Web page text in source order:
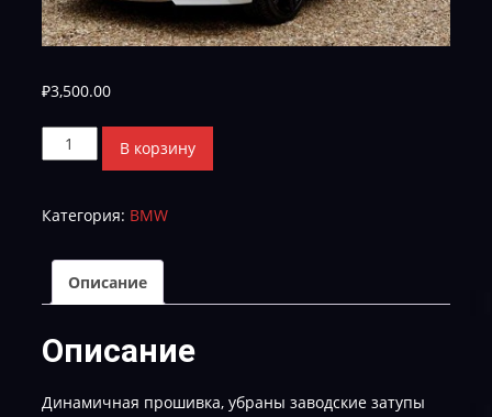
₽3,500.00
Количество
товара
1
Bosch-
MEV17.4.6-
1037395627-
В корзину
Категория: BMW
Описание
Описание
Динамичная прошивка, убраны заводские затупы